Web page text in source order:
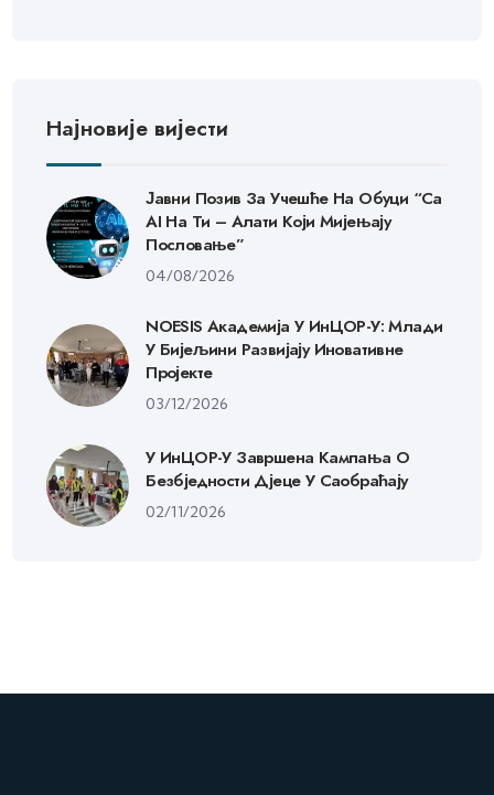
Најновије вијести
Јавни Позив За Учешће На Обуци “Са
AI На Ти – Алати Који Мијењају
Пословање”
04/08/2026
NOESIS Академија У ИнЦОР-У: Млади
У Бијељини Развијају Иновативне
Пројекте
03/12/2026
У ИнЦОР-У Завршена Кампања О
Безбједности Дјеце У Саобраћају
02/11/2026